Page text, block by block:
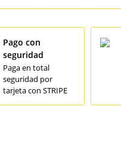
Pago con
seguridad
Paga en total
seguridad por
tarjeta con STRIPE